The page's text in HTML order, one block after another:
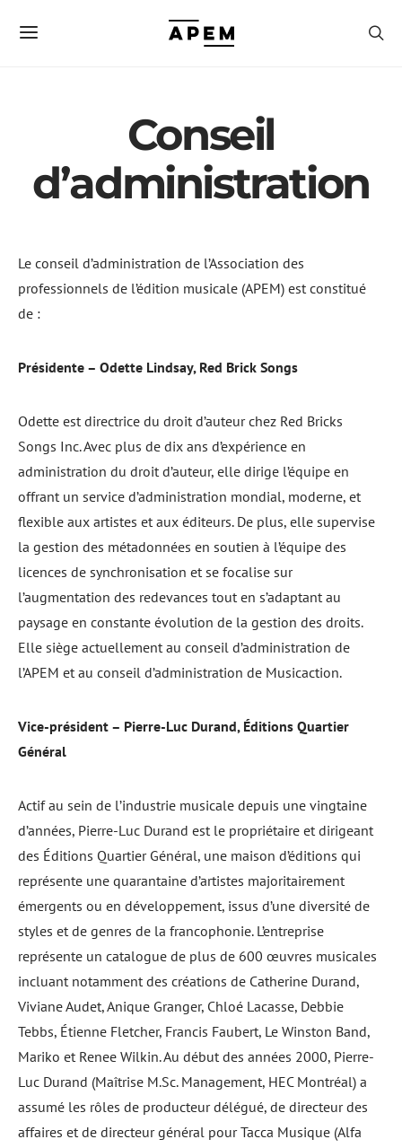
Conseil
d’administration
Le conseil d’administration de l’Association des
professionnels de l’édition musicale (APEM) est constitué
de :
Présidente – Odette Lindsay, Red Brick Songs
Odette est directrice du droit d’auteur chez Red Bricks
Songs Inc. Avec plus de dix ans d’expérience en
administration du droit d’auteur, elle dirige l’équipe en
offrant un service d’administration mondial, moderne, et
flexible aux artistes et aux éditeurs. De plus, elle supervise
la gestion des métadonnées en soutien à l’équipe des
licences de synchronisation et se focalise sur
l’augmentation des redevances tout en s’adaptant au
paysage en constante évolution de la gestion des droits.
Elle siège actuellement au conseil d’administration de
l’APEM et au conseil d’administration de Musicaction.
Vice-président – Pierre-Luc Durand, Éditions Quartier
Général
Actif au sein de l’industrie musicale depuis une vingtaine
d’années, Pierre-Luc Durand est le propriétaire et dirigeant
des Éditions Quartier Général, une maison d’éditions qui
représente une quarantaine d’artistes majoritairement
émergents ou en développement, issus d’une diversité de
styles et de genres de la francophonie. L’entreprise
représente un catalogue de plus de 600 œuvres musicales
incluant notamment des créations de Catherine Durand,
Viviane Audet, Anique Granger, Chloé Lacasse, Debbie
Tebbs, Étienne Fletcher, Francis Faubert, Le Winston Band,
Mariko et Renee Wilkin. Au début des années 2000, Pierre-
Luc Durand (Maîtrise M.Sc. Management, HEC Montréal) a
assumé les rôles de producteur délégué, de directeur des
affaires et de directeur général pour Tacca Musique (Alfa